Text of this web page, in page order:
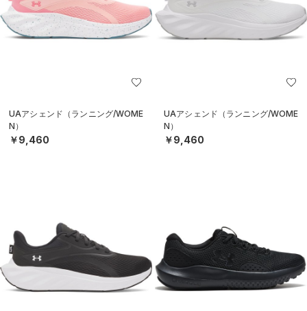
UAアシェンド（ランニング/WOME
N）
￥9,460
UAアシェンド（ランニング/WOME
N）
￥9,460